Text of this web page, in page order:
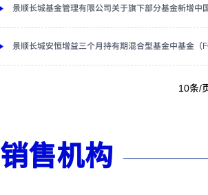
景顺长城基金管理有限公司关于旗下部分基金新增中
景顺长城安恒增益三个月持有期混合型基金中基金（
10条/
销售机构